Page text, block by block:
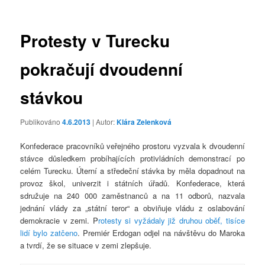
Protesty v Turecku
pokračují dvoudenní
stávkou
Publikováno4.6.2013 | Autor:Klára Zelenková
Konfederace pracovníků veřejného prostoru vyzvala k dvoudenní
stávce důsledkem probíhajících protivládních demonstrací po
celém Turecku. Úterní a středeční stávka by měla dopadnout na
provoz škol, univerzit i státních úřadů. Konfederace, která
sdružuje na 240 000 zaměstnanců a na 11 odborů, nazvala
jednání vlády za „státní teror“ a obviňuje vládu z oslabování
demokracie v zemi. Protesty si vyžádaly již druhou oběť, tisíce
lidí bylo zatčeno. Premiér Erdogan odjel na návštěvu do Maroka
a tvrdí, že se situace v zemi zlepšuje.